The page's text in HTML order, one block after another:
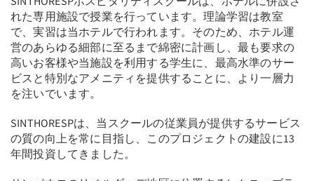
れた専用施設で授業を行っています。理論学習は教室
で、実習は当ホテルで行われます。そのため、ホテル運
営のあらゆる細部に至るまで綿密に計画し、最も要求の
高いお客様や当施設を利用する学生に、最高水準のサー
ビスと特別なアメニティを提供することに、より一層力
を注いでいます。
SINTHORESPは、当スクールの従業員が提供するサービス
の質の向上を常に目指し、このプロジェクトの建設に13
年間投資してきました。